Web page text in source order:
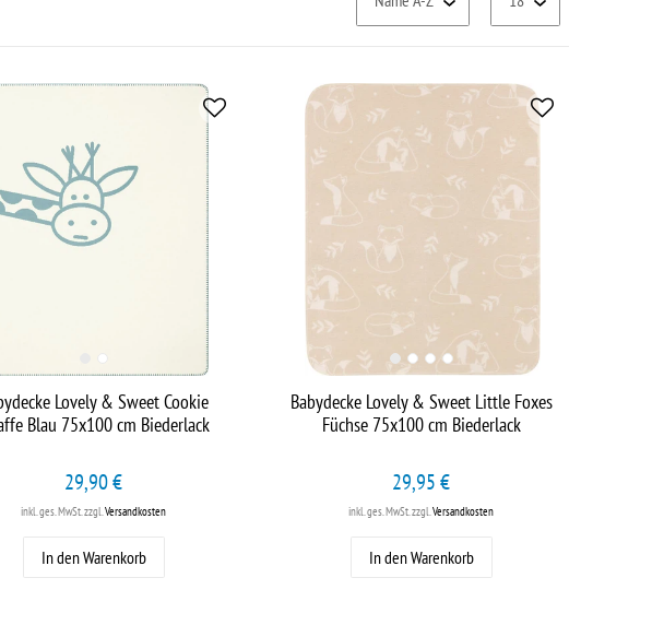
Lovely & Sweet Cookie
Blau 75x100 cm Biederlack
29,90 €
inkl. ges. MwSt. zzgl.Versandkosten
In den Warenkorb
Babydecke Lovely & Sweet Little Foxes
Füchse 75x100 cm Biederlack
29,95 €
inkl. ges. MwSt. zzgl.Versandkosten
In den Warenkorb